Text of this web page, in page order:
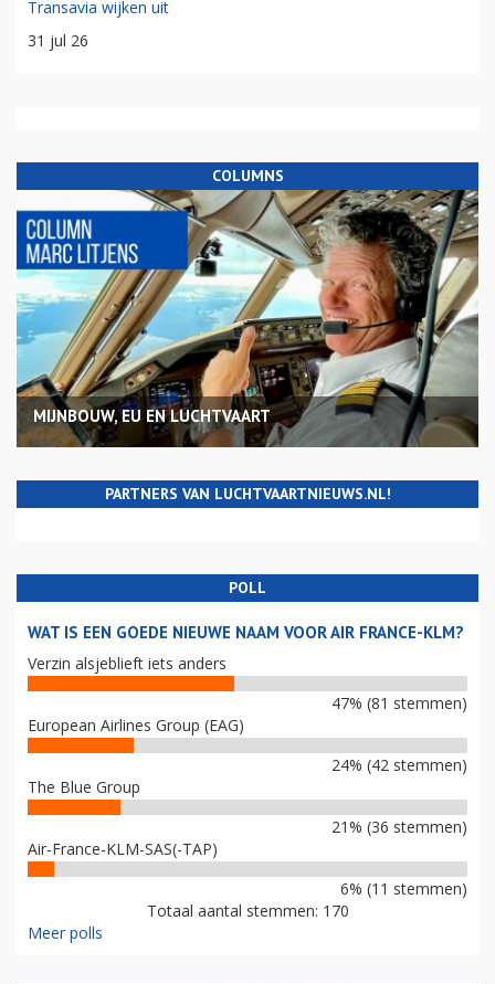
Transavia wijken uit
31 jul 26
COLUMNS
MIJNBOUW, EU EN LUCHTVAART
PARTNERS VAN LUCHTVAARTNIEUWS.NL!
POLL
WAT IS EEN GOEDE NIEUWE NAAM VOOR AIR FRANCE-KLM?
Verzin alsjeblieft iets anders
47% (81 stemmen)
European Airlines Group (EAG)
24% (42 stemmen)
The Blue Group
21% (36 stemmen)
Air-France-KLM-SAS(-TAP)
6% (11 stemmen)
Totaal aantal stemmen: 170
Meer polls